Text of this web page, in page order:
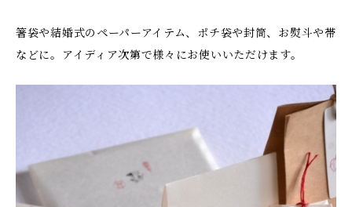
箸袋や結婚式のペーパーアイテム、ポチ袋や封筒、お熨斗や帯
などに。アイディア次第で様々にお使いいただけます。